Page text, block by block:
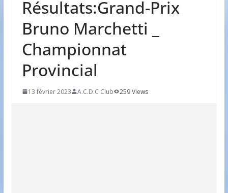
Résultats:Grand-Prix
Bruno Marchetti _
Championnat
Provincial
13 février 2023 A.C.D.C Club 259 Views